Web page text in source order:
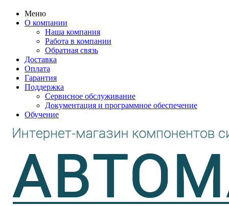
Меню
О компании
Наша компания
Работа в компании
Обратная связь
Доставка
Оплата
Гарантия
Поддержка
Сервисное обслуживание
Документация и программное обеспечение
Обучение